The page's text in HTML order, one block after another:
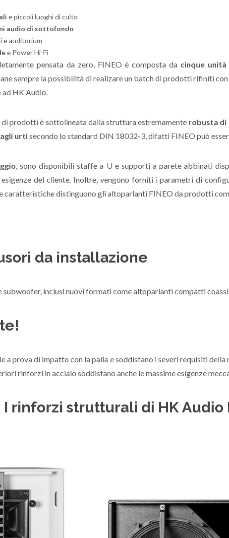
e piccoli luoghi di culto
audio di sottofondo
e auditorium
e Power Hi-Fi
pensata da zero, FINEO è composta da cinque
sempre la possibilità di realizare un batch di prodotti rifiniti
HK Audio.
di prodotti è sottolineata dalla struttura estremamente robusta di
urtisecondo lo standard DIN 18032-3, difatti FINEO può
, sono disponibili staffe a U e supporti a parete abbinati
del cliente. Inoltre, vengono forniti i parametri di
caratteristiche distinguono gli altoparlanti FINEO da prodotti
da installazione
subwoofer, inclusi nuovi formati come altoparlanti compatti
a prova di impatto con la palla e soddisfano i severi requisiti
rinforzi in acciaio soddisfano anche le massime esigenze
I rinforzi strutturali di HK Audio